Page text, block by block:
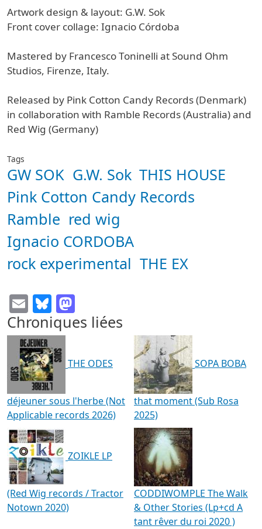
Artwork design & layout: G.W. Sok
Front cover collage: Ignacio Córdoba
Mastered by Francesco Toninelli at Sound Ohm
Studios, Firenze, Italy.
Released by Pink Cotton Candy Records (Denmark)
in collaboration with Ramble Records (Australia) and
Red Wig (Germany)
Tags
GW SOK G.W. Sok THIS HOUSE
Pink Cotton Candy Records
Ramble red wig
Ignacio CORDOBA
rock experimental THE EX
EmailBluesky
Chroniques liées
THE ODES
déjeuner sous l'herbe (Not
Applicable records 2026)
SOPA BOBA
that moment (Sub Rosa
2025)
ZOIKLE LP
(Red Wig records / Tractor
Notown 2020)
CODDIWOMPLE The Walk
& Other Stories (Lp+cd A
tant rêver du roi 2020 )